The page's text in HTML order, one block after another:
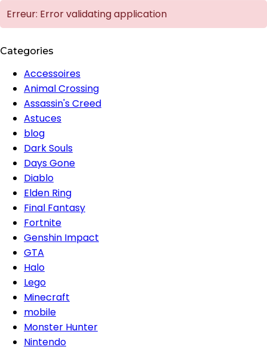
Erreur: Error validating application
Categories
Accessoires
Animal Crossing
Assassin's Creed
Astuces
blog
Dark Souls
Days Gone
Diablo
Elden Ring
Final Fantasy
Fortnite
Genshin Impact
GTA
Halo
Lego
Minecraft
mobile
Monster Hunter
Nintendo